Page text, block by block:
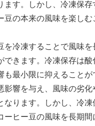
ます。しかし、冷凍保
豆の本来の風味を楽しむ
を冷凍することで風味を
できます。冷凍保存は
も最小限に抑えること
影響を与え、風味の劣化
なります。しかし、冷
ーヒー豆の風味を長期間